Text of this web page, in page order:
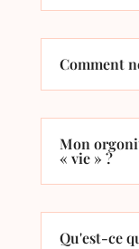
Comment
Mon
« vie » ?
Qu'est-ce